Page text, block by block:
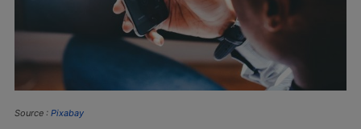
Source : Pixabay